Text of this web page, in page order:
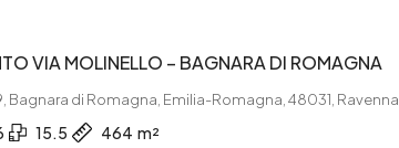
VIA MOLINELLO – BAGNARA DI ROMAGNA
Bagnara di Romagna, Emilia-Romagna, 48031, Ravenna
15.5 464 m²